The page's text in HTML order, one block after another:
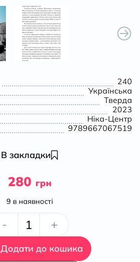
240
Українська
Тверда
2023
Ніка-Центр
9789667067519
В закладки
280 грн
9 в наявності
-
Ататюрк:
Біографія
+
Додати до кошика